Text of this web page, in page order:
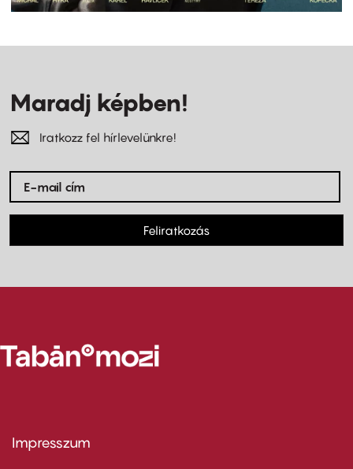
Maradj képben!
Iratkozz fel hírlevelünkre!
Feliratkozás
Footer
Impresszum